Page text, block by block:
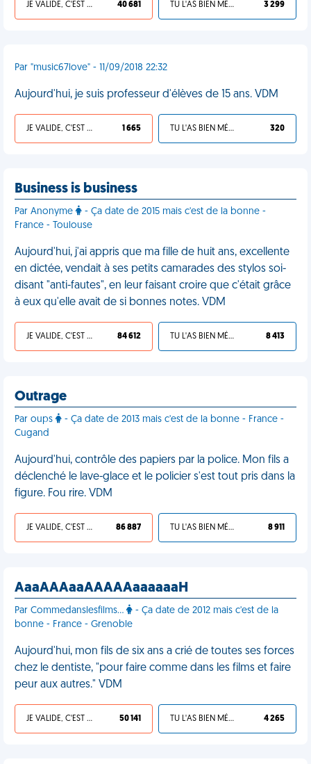
JE VALIDE, C'EST UNE VDM 40 681 TU L'AS BIEN MÉRITÉ 3 299
Par "music67love" - 11/09/2018 22:32
Aujourd'hui, je suis professeur d'élèves de 15 ans. VDM
JE VALIDE, C'EST UNE VDM 1 665 TU L'AS BIEN MÉRITÉ 320
Business is business
Par Anonyme
- Ça date de 2015 mais c'est de la bonne -
France - Toulouse
Aujourd'hui, j'ai appris que ma fille de huit ans, excellente
en dictée, vendait à ses petits camarades des stylos soi-
disant "anti-fautes", en leur faisant croire que c'était grâce
à eux qu'elle avait de si bonnes notes. VDM
JE VALIDE, C'EST UNE VDM 84 612 TU L'AS BIEN MÉRITÉ 8 413
Outrage
Par oups
- Ça date de 2013 mais c'est de la bonne - France -
Cugand
Aujourd'hui, contrôle des papiers par la police. Mon fils a
déclenché le lave-glace et le policier s'est tout pris dans la
figure. Fou rire. VDM
JE VALIDE, C'EST UNE VDM 86 887 TU L'AS BIEN MÉRITÉ 8 911
AaaAAAaaAAAAAaaaaaaH
Par Commedanslesfilms...
- Ça date de 2012 mais c'est de la
bonne - France - Grenoble
Aujourd'hui, mon fils de six ans a crié de toutes ses forces
chez le dentiste, "pour faire comme dans les films et faire
peur aux autres." VDM
JE VALIDE, C'EST UNE VDM 50 141 TU L'AS BIEN MÉRITÉ 4 265